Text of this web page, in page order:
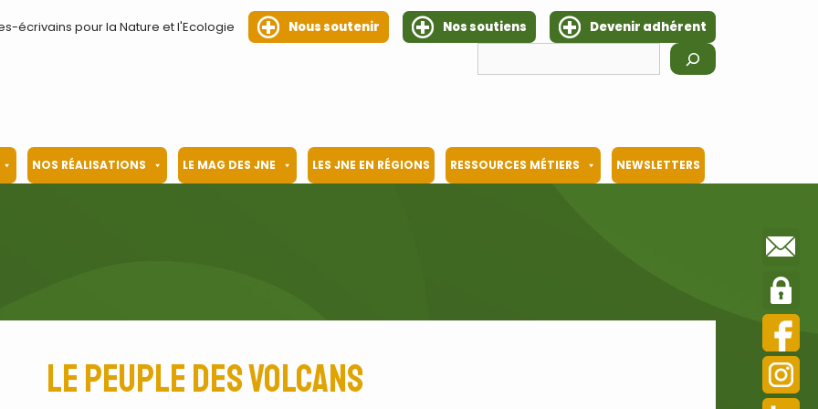
écrivains pour la Nature et l'Ecologie Nous soutenir Nos soutiens
Devenir adhérent
NOS RÉALISATIONS LE MAG DES JNE LES JNE EN RÉGIONS RESSOURCES MÉTIERS NEWSLETTERS
Le peuple des volcans